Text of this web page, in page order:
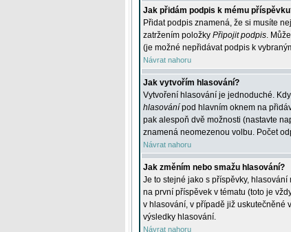
Jak přidám podpis k mému
Přidat podpis znamená, že si musíte
zatržením položky Připojit podpis.
(je možné nepřidávat podpis k
Návrat nahoru
Jak vytvořím hlasování?
Vytvoření hlasování je jednoduché.
hlasování pod hlavním oknem na
pak alespoň dvě možnosti (nastavte
znamená neomezenou volbu. Počet
Návrat nahoru
Jak změním nebo smažu hlasování?
Je to stejné jako s příspěvky,
na první příspěvek v tématu (toto je
v hlasování, v případě již uskutečněné
výsledky hlasování.
Návrat nahoru